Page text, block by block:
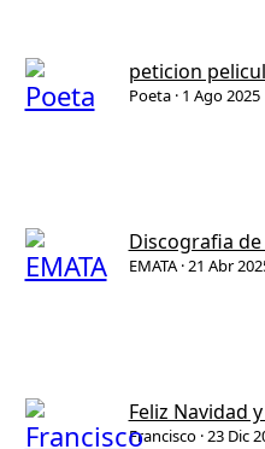
peticion
Poeta 1 Ago 2025
Discografia
EMATA 21 Abr
Feliz Navidad
Francisco 23 Dic